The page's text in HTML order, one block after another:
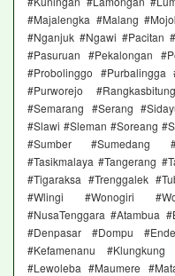
#Majalengka #Malang
#Nganjuk #Ngawi #Pacitan
#Pasuruan #Pekalongan
#Probolinggo #Purbalingga
#Purworejo
#Semarang #Serang
#Slawi #Sleman #Soreang
#Sumber #Sumedang
#Tasikmalaya #Tangerang
#Tigaraksa #Trenggalek
#Wlingi #Wonogiri
#NusaTenggara #Atambua
#Denpasar #Dompu
#Kefamenanu
#Lewoleba #Maumere